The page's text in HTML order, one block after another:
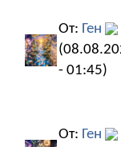
От: Ген
- 01:45)
От: Ген